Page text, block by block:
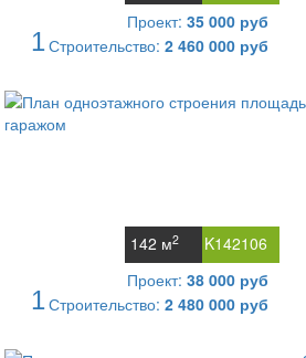
1
Проект: 35 000 руб
Строительство: 2 460 000 руб
K142106
142 м2
1
Проект: 38 000 руб
Строительство: 2 480 000 руб